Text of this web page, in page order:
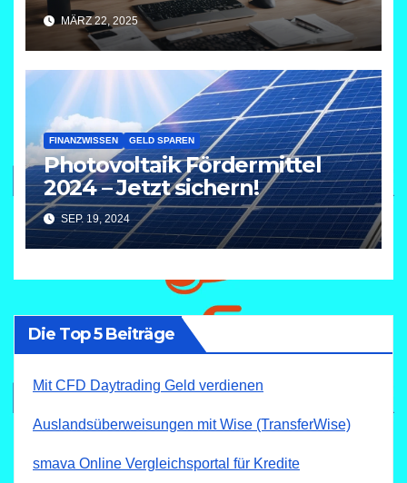
MÄRZ 22, 2025
FINANZWISSEN GELD SPAREN
Photovoltaik Fördermittel
2024 – Jetzt sichern!
SEP. 19, 2024
Die Top 5 Beiträge
Mit CFD Daytrading Geld verdienen
Auslandsüberweisungen mit Wise (TransferWise)
smava Online Vergleichsportal für Kredite